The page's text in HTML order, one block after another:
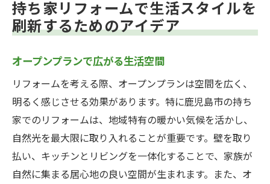
持ち家リフォームで生活スタイルを
刷新するためのアイデア
オープンプランで広がる生活空間
リフォームを考える際、オープンプランは空間を広く、
明るく感じさせる効果があります。特に鹿児島市の持ち
家でのリフォームは、地域特有の暖かい気候を活かし、
自然光を最大限に取り入れることが重要です。壁を取り
払い、キッチンとリビングを一体化することで、家族が
自然に集まる居心地の良い空間が生まれます。また、オ